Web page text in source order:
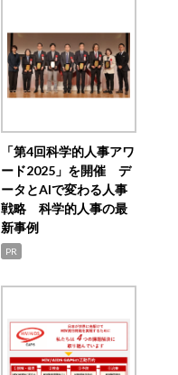
「第4回科学的人事アワ
ード2025」を開催 デ
ータとAIで変わる人事
戦略 科学的人事の最
新事例
PR